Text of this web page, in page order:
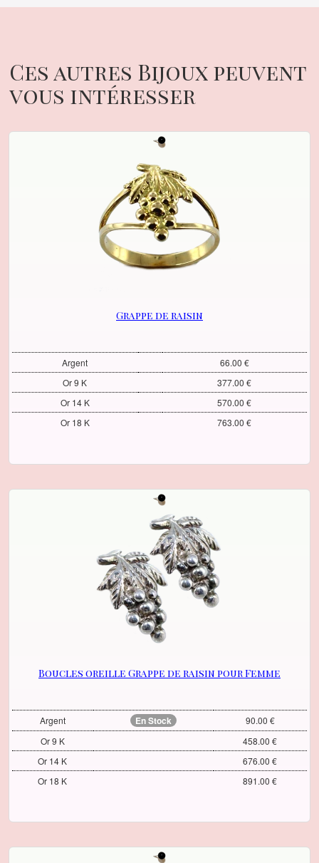
Ces autres Bijoux peuvent
vous intéresser
Grappe de raisin
Argent
66.00 €
Or 9 K
377.00 €
Or 14 K
570.00 €
Or 18 K
763.00 €
Boucles oreille Grappe de raisin pour Femme
Argent En Stock
90.00 €
Or 9 K
458.00 €
Or 14 K
676.00 €
Or 18 K
891.00 €